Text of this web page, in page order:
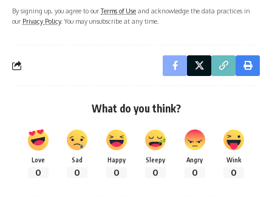
By signing up, you agree to ourTerms of Use and acknowledge the data practices in
our Privacy Policy. You may unsubscribe at any time.
What do you think?
Love
0
Sad
0
Happy
0
Sleepy
0
Angry
0
Wink
0